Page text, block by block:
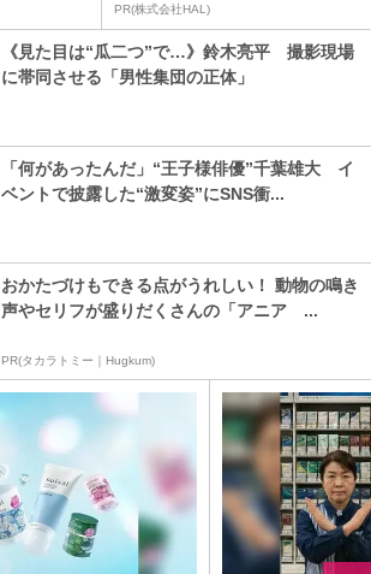
PR(株式会社HAL)
《見た目は“瓜二つ”で…》鈴木亮平 撮影現場
に帯同させる「男性集団の正体」
「何があったんだ」“王子様俳優”千葉雄大 イ
ベントで披露した“激変姿”にSNS衝...
おかたづけもできる点がうれしい！ 動物の鳴き
声やセリフが盛りだくさんの「アニア ...
PR(タカラトミー｜Hugkum)